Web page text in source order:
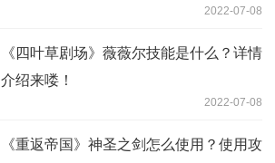
2022-07-08
《四叶草剧场》薇薇尔技能是什么？详情
介绍来喽！
2022-07-08
《重返帝国》神圣之剑怎么使用？使用攻